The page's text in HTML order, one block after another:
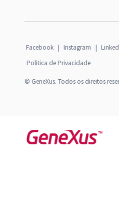
Facebook | Instagram |
Politica de Privacidade
© GeneXus. Todos os direitos